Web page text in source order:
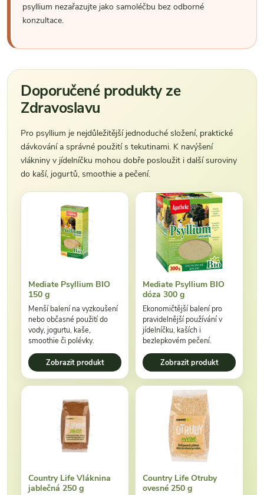
psyllium nezařazujte jako samoléčbu bez odborné
konzultace.
Doporučené produkty ze
Zdravoslavu
Pro psyllium je nejdůležitější jednoduché složení, praktické
dávkování a správné použití s tekutinami. K navýšení
vlákniny v jídelníčku mohou dobře posloužit i další suroviny
do kaší, jogurtů, smoothie a pečení.
Mediate Psyllium BIO
150 g
Menší balení na vyzkoušení
nebo občasné použití do
vody, jogurtu, kaše,
smoothie či polévky.
Zobrazit produkt
Mediate Psyllium BIO
dóza 300 g
Ekonomičtější balení pro
pravidelnější používání v
jídelníčku, kaších i
bezlepkovém pečení.
Zobrazit produkt
Country Life Vláknina
jablečná 250 g
Country Life Otruby
ovesné 250 g